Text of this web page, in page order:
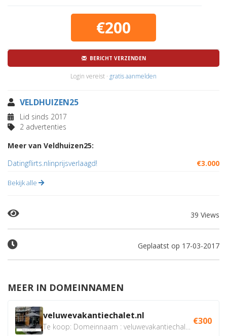
€200
BERICHT VERZENDEN
Login vereist · gratis aanmelden
VELDHUIZEN25
Lid sinds 2017
2 advertenties
Meer van Veldhuizen25:
Datingflirts.nlinprijsverlaagd!
€3.000
Bekijk alle
39 Views
Geplaatst op 17-03-2017
MEER IN DOMEINNAMEN
veluwevakantiechalet.nl €300